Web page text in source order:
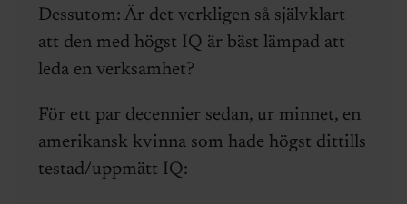
Dessutom: Är det verkligen så självklart
att den med högst IQ är bäst lämpad att
leda en verksamhet?
För ett par decennier sedan, ur minnet, en
amerikansk kvinna som hade högst dittills
testad/uppmätt IQ: